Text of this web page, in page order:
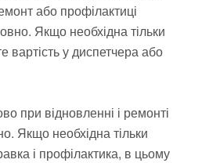
або профілактиці
Якщо необхідна тільки
вартість у диспетчера або
при відновленні і ремонті
Якщо необхідна тільки
і профілактика, в цьому